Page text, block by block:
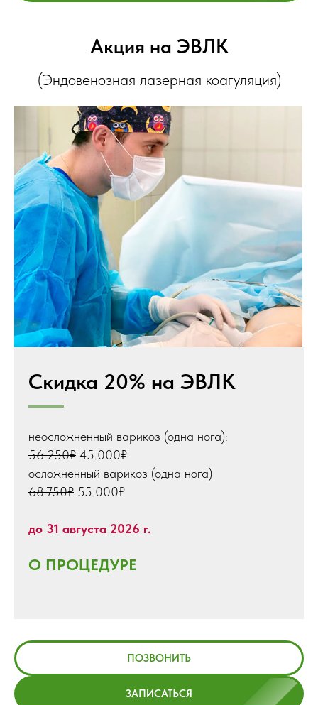
Акция на ЭВЛК
(Эндовенозная лазерная коагуляция)
Скидка 20% на ЭВЛК
неосложненный варикоз (одна нога):
56.250₽ 45.000₽
осложненный варикоз (одна нога)
68.750₽ 55.000₽
до 31 августа 2026 г.
О ПРОЦЕДУРЕ
ПОЗВОНИТЬ
ЗАПИСАТЬСЯ